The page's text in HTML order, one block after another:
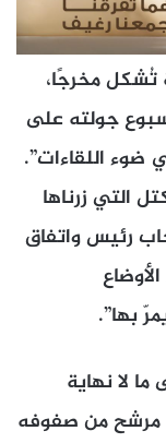
تُشكل مخرجًا،
جولته على
اللقاءات”.
التي زرناها
رئيس واتفاق
بها”.
لا نهاية
مرشح من صفوفه